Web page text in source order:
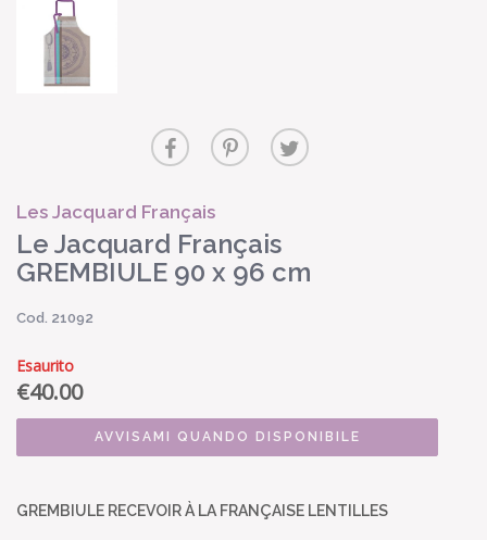
Les Jacquard Français
Le Jacquard Français
GREMBIULE 90 x 96 cm
Cod. 21092
Esaurito
€40.00
AVVISAMI QUANDO DISPONIBILE
GREMBIULE RECEVOIR À LA FRANÇAISE LENTILLES